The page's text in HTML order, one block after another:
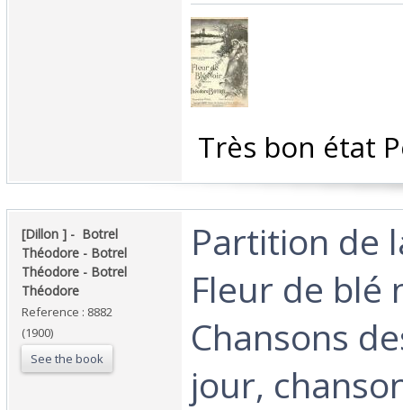
Très bon état
‎[Dillon ] - ‎ ‎Botrel
Théodore - Botrel
Théodore - Botrel
Théodore‎
Reference : 8882
(1900)
See the book
‎Partition de
Fleur de blé
Chansons
jour,